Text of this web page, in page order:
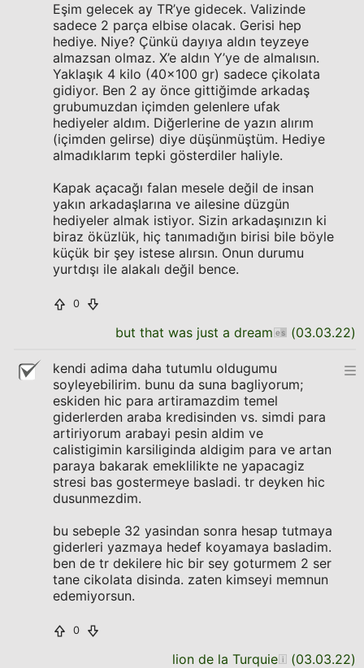
Eşim gelecek ay TR’ye gidecek. Valizinde
sadece 2 parça elbise olacak. Gerisi hep
hediye. Niye? Çünkü dayıya aldın teyzeye
almazsan olmaz. X’e aldın Y’ye de almalısın.
Yaklaşık 4 kilo (40x100 gr) sadece çikolata
gidiyor. Ben 2 ay önce gittiğimde arkadaş
grubumuzdan içimden gelenlere ufak
hediyeler aldım. Diğerlerine de yazın alırım
(içimden gelirse) diye düşünmüştüm. Hediye
almadıklarım tepki gösterdiler haliyle.
Kapak açacağı falan mesele değil de insan
yakın arkadaşlarına ve ailesine düzgün
hediyeler almak istiyor. Sizin arkadaşınızın ki
biraz öküzlük, hiç tanımadığın birisi bile böyle
küçük bir şey istese alırsın. Onun durumu
yurtdışı ile alakalı değil bence.
0
but that was just a dream (03.03.22)
kendi adima daha tutumlu oldugumu
soyleyebilirim. bunu da suna bagliyorum;
eskiden hic para artiramazdim temel
giderlerden araba kredisinden vs. simdi para
artiriyorum arabayi pesin aldim ve
calistigimin karsiliginda aldigim para ve artan
paraya bakarak emeklilikte ne yapacagiz
stresi bas gostermeye basladi. tr deyken hic
dusunmezdim.
bu sebeple 32 yasindan sonra hesap tutmaya
giderleri yazmaya hedef koyamaya basladim.
ben de tr dekilere hic bir sey goturmem 2 ser
tane cikolata disinda. zaten kimseyi memnun
edemiyorsun.
0
lion de la Turquie (03.03.22)